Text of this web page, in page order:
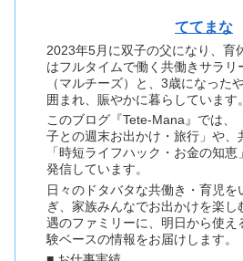
ててまな
2023年5月に双子の父になり、育
はフルタイムで働く共働きサラリ
（マルチーズ）と、3歳になった
囲まれ、賑やかに暮らしています。
このブログ『Tete-Mana』では、
子との週末お出かけ・旅行」や、
「時短ライフハック・お金の知
発信しています。
日々のドタバタな共働き・育児
ぎ、家族みんなでお出かけを楽し
遇のファミリーに、明日から使え
験ベースの情報をお届けします。